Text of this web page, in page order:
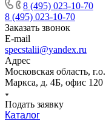
8 (495) 023-10-70
8 (495) 023-10-70
Заказать звонок
E-mail
specstalii@yandex.ru
Адрес
Московская область,
Маркса, д. 4Б, офис 120
Подать заявку
Каталог